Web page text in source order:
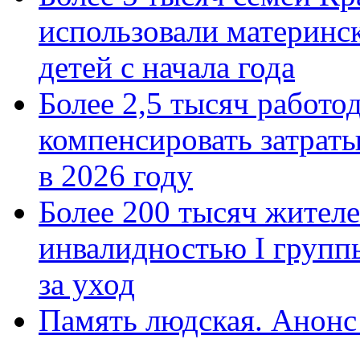
использовали
детей с начала года
Более 2,5 тысяч
компенсировать
в 2026 году
Более 200 тысяч
инвалидностью I
за уход
Память людская.